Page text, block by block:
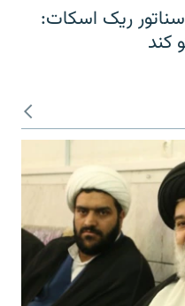
ریک اسکات:
کند